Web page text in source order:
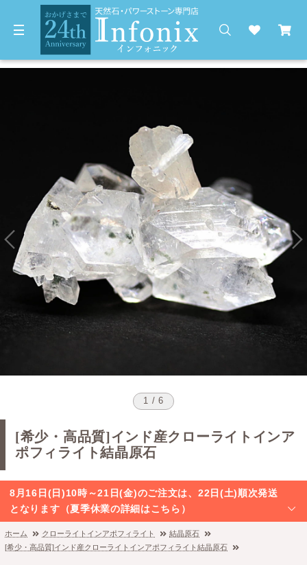
1 / 6
[希少・高品質]インド産クローライトインア
ポフィライト結晶原石
8月16日(日)10時～21日(金)のご注文は、22日(土)順次発送
となります（夏季休業の詳細はこちら）
ホーム クローライトインアポフィライト
結晶原石
[希少・高品質]インド産クローライトインアポフィライト結晶原石